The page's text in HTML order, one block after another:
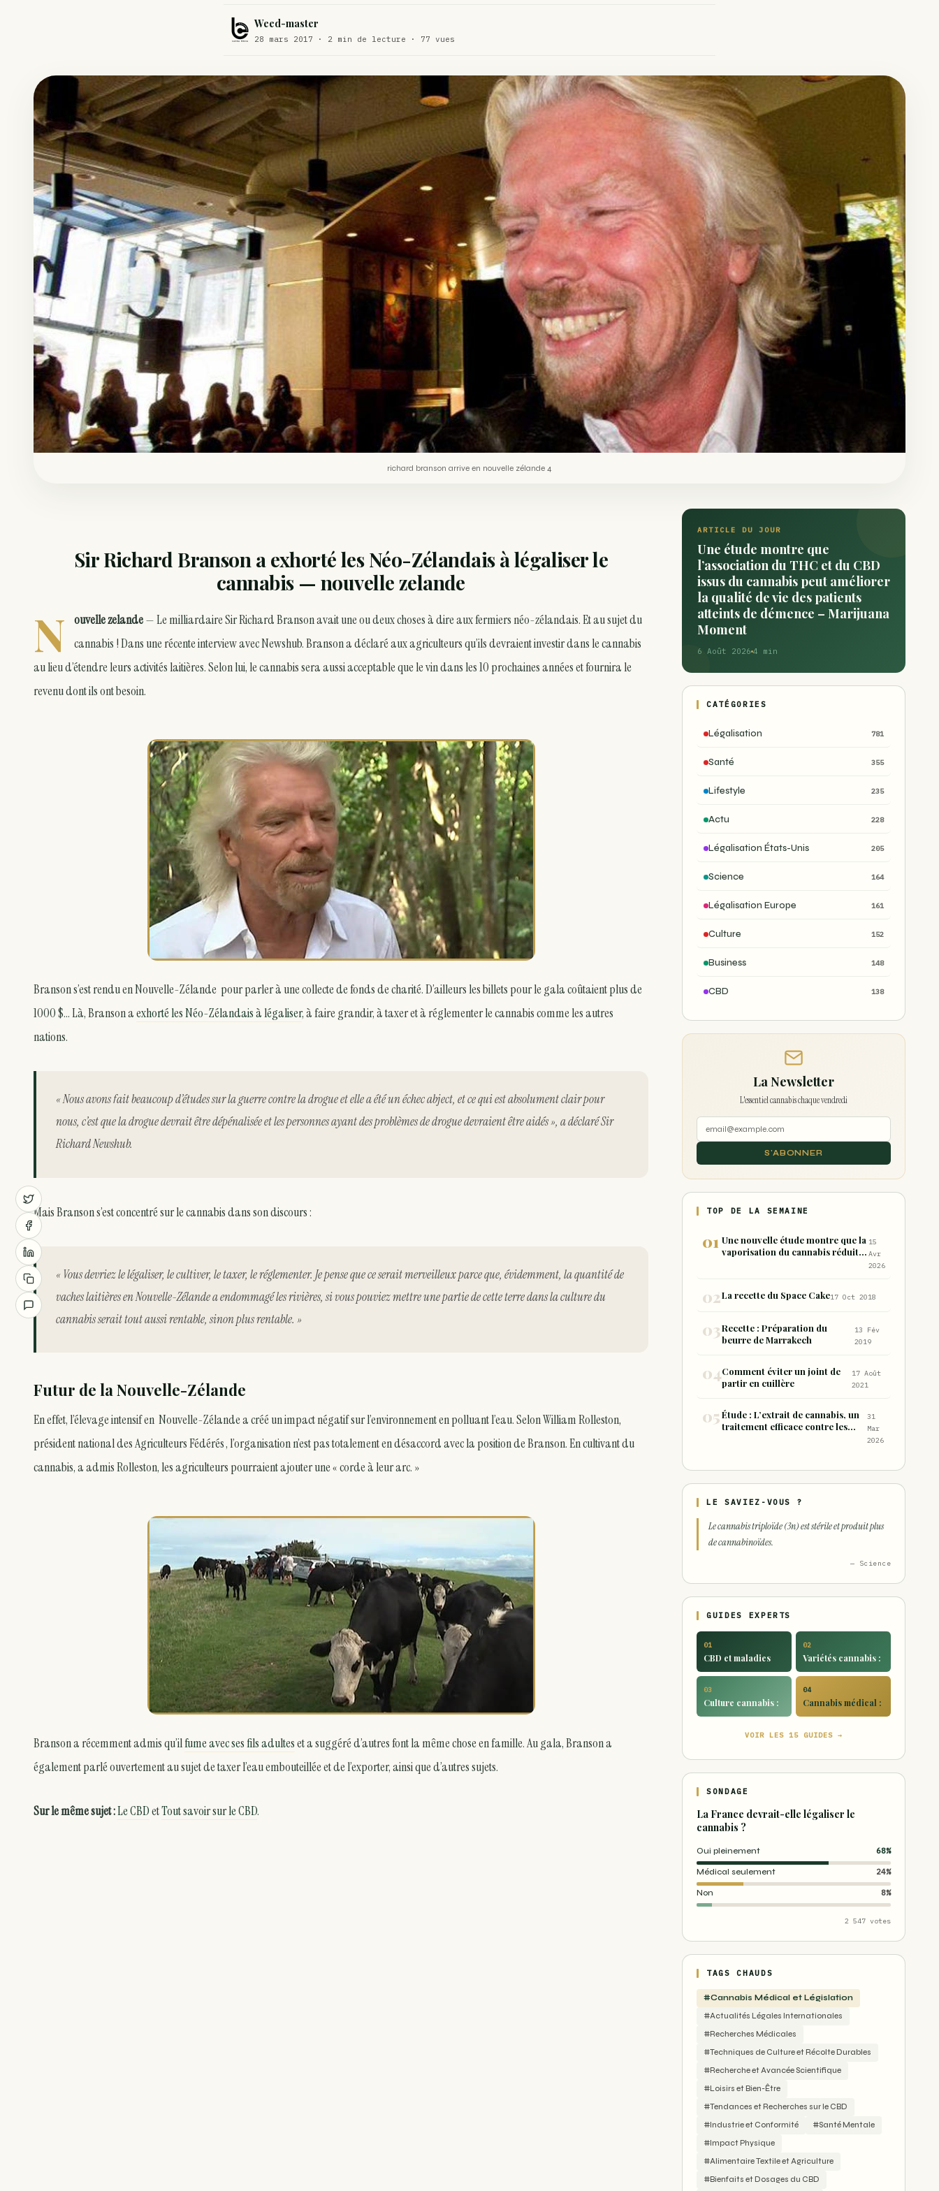
Étude : L’extrait de cannabis, un traitement efficace contre les maux de dos… ACTU
Weed-master
28 mars 2017 · 2 min de lecture · 77 vues
richard branson arrive en nouvelle zélande 4
Sir Richard Branson a exhorté les Néo-Zélandais à légaliser le
cannabis — nouvelle zelande
N ouvelle zelande— Le milliardaire Sir Richard Branson avait une ou deux choses à dire aux fermiers néo-zélandais. Et au sujet du
cannabis ! Dans une récente interview avec Newshub. Branson a déclaré aux agriculteurs qu’ils devraient investir dans le cannabis
au lieu d’étendre leurs activités laitières. Selon lui, le cannabis sera aussi acceptable que le vin dans les 10 prochaines années et fournira le
revenu dont ils ont besoin.
Branson s’est rendu en Nouvelle-Zélande pour parler à une collecte de fonds de charité. D’ailleurs les billets pour le gala coûtaient plus de
1000 $… Là, Branson aexhorté les Néo-Zélandais à légaliser, à faire grandir, à taxer et à réglementer le cannabis comme les autres
nations.
« Nous avons fait beaucoup d’études sur la guerre contre la drogue et elle a été un échec abject, et ce qui est absolument clair pour
nous, c’est que la drogue devrait être dépénalisée et les personnes ayant des problèmes de drogue devraient être aidés », a déclaré Sir
Richard Newshub.
Mais Branson s’est concentré sur le cannabis dans son discours :
« Vous devriez le légaliser, le cultiver, le taxer, le réglementer. Je pense que ce serait merveilleux parce que, évidemment, la quantité de
vaches laitières en Nouvelle-Zélande a endommagé les rivières, si vous pouviez mettre une partie de cette terre dans la culture du
cannabis serait tout aussi rentable, sinon plus rentable. »
Futur de la Nouvelle-Zélande
En effet, l’élevage intensif en Nouvelle-Zélande a créé un impact négatif sur l’environnement en polluant l’eau. Selon William Rolleston,
président national des Agriculteurs Fédérés , l’organisation n’est pas totalement en désaccord avec la position de Branson. En cultivant du
cannabis, a admis Rolleston, les agriculteurs pourraient ajouter une « corde à leur arc. »
Branson a récemment admis qu’ilfume avec ses fils adulteset a suggéré d’autres font la même chose en famille. Au gala, Branson a
également parlé ouvertement au sujet de taxer l’eau embouteillée et de l’exporter, ainsi que d’autres sujets.
Sur le même sujet :Le CBDetTout savoir sur le CBD.
ARTICLE DU JOUR
Une étude montre que
l’association du THC et du CBD
issus du cannabis peut améliorer
la qualité de vie des patients
atteints de démence – Marijuana
Moment
6 Août 2026 4 min
CATÉGORIES
Légalisation 781
Santé 355
Lifestyle 235
Actu 228
Légalisation États-Unis 205
Science 164
Légalisation Europe 161
Culture 152
Business 148
CBD 138
La Newsletter
L'essentiel cannabis chaque vendredi
S'ABONNER
TOP DE LA SEMAINE
Une nouvelle étude montre que la
vaporisation du cannabis réduit
joint
15
Avr
2026
La recette du Space Cake17 Oct 2018
Recette : Préparation du
beurre de Marrakech
13 Fév
2019
Comment éviter un joint de
partir en cuillère
17 Août
2021
Étude : L’extrait de cannabis, un
traitement efficace contre les
31
Mar
2026
LE SAVIEZ-VOUS ?
Le cannabis triploïde (3n) est stérile et produit plus
de cannabinoïdes.
— Science
GUIDES EXPERTS
01
CBD et maladies
02
Variétés cannabis :
03
Culture cannabis :
04
Cannabis médical :
VOIR LES 15 GUIDES →
SONDAGE
La France devrait-elle légaliser le
cannabis ?
Oui pleinement 68%
Médical seulement 24%
Non 8%
2 547 votes
TAGS CHAUDS
#Cannabis Médical et Législation
#Actualités Légales Internationales
#Recherches Médicales
#Techniques de Culture et Récolte Durables
#Recherche et Avancée Scientifique
#Loisirs et Bien-Être
#Tendances et Recherches sur le CBD
#Industrie et Conformité
#Santé Mentale
#Impact Physique
#Alimentaire Textile et Agriculture
#Bienfaits et Dosages du CBD